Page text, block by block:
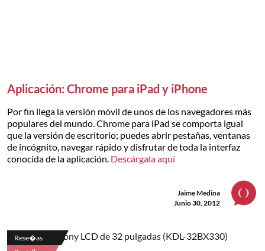
Aplicación: Chrome para iPad y iPhone
Por fin llega la versión móvil de unos de los navegadores más
populares del mundo. Chrome para iPad se comporta igual
que la versión de escritorio; puedes abrir pestañas, ventanas
de incógnito, navegar rápido y disfrutar de toda la interfaz
conocida de la aplicación. Descárgala aquí
Jaime Medina
Junio 30, 2012
Rese�as